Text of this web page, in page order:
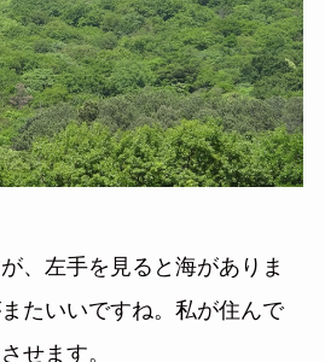
、左手を見ると海がありま
たいいですね。私が住んで
せます。